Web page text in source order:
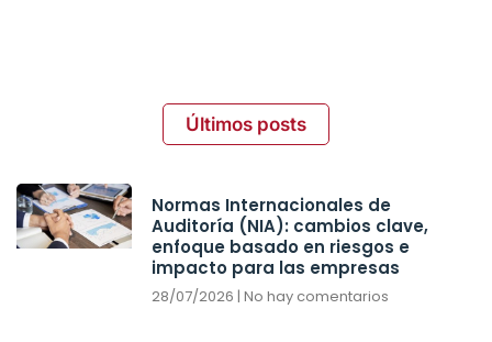
Últimos posts
Normas Internacionales de
Auditoría (NIA): cambios clave,
enfoque basado en riesgos e
impacto para las empresas
28/07/2026 No hay comentarios